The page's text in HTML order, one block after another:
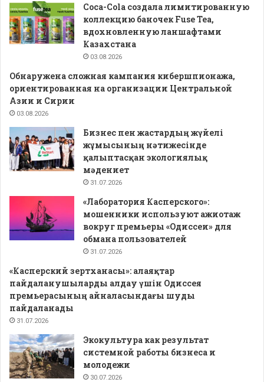
Coca-Cola создала лимитированную
коллекцию баночек Fuse Tea,
вдохновленную ланшафтами
Казахстана
03.08.2026
Обнаружена сложная кампания кибершпионажа,
ориентированная на организации Центральной
Азии и Сирии
03.08.2026
Бизнес пен жастардың жүйелі
жұмысының нәтижесінде
қалыптасқан экологиялық
мәдениет
31.07.2026
«Лаборатория Касперского»:
мошенники используют ажиотаж
вокруг премьеры «Одиссеи» для
обмана пользователей
31.07.2026
«Касперский зертханасы»: алаяқтар
пайдаланушыларды алдау үшін Одиссея
премьерасының айналасындағы шуды
пайдаланады
31.07.2026
Экокультура как результат
системной работы бизнеса и
молодежи
30.07.2026